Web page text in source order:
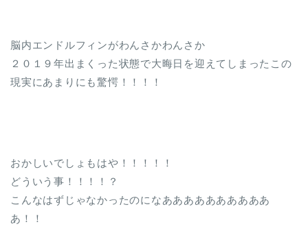
脳内エンドルフィンがわんさかわんさか
２０１９年出まくった状態で大晦日を迎えてしまったこの
現実にあまりにも驚愕！！！！
おかしいでしょもはや！！！！！
どういう事！！！！？
こんなはずじゃなかったのになああああああああああ
あ！！